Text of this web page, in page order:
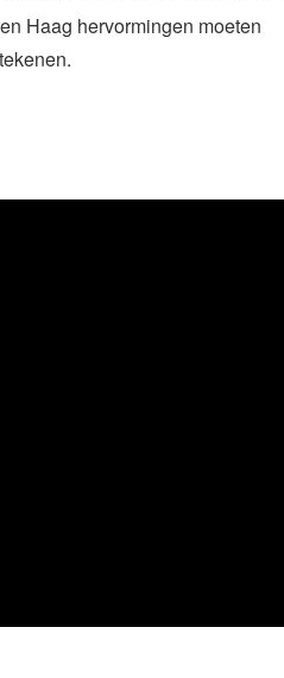
Haag hervormingen moeten